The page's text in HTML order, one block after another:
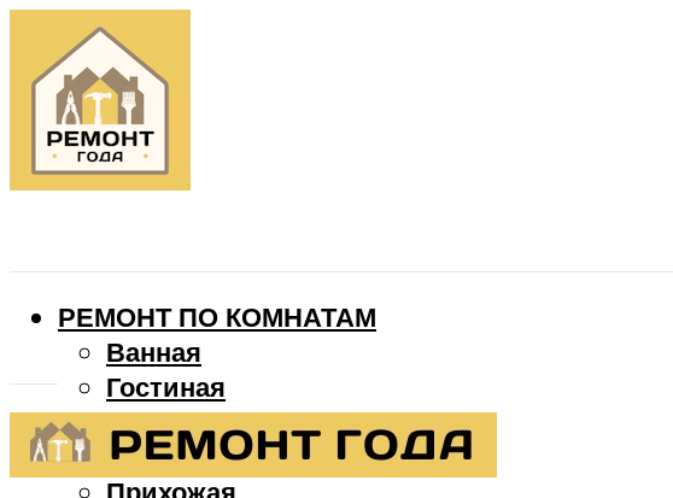
РЕМОНТ ПО КОМНАТАМ
Ванная
Гостиная
Детская
Кухня